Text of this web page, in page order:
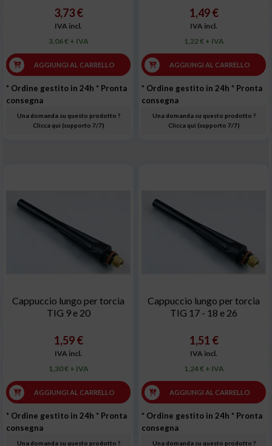
3,73 €
IVA incl.
3,06 € + IVA
AGGIUNGI AL CARRELLO
* Ordine gestito in 24h * Pronta
consegna
Una domanda su questo prodotto ?
Clicca qui (supporto 7/7)
1,49 €
IVA incl.
1,22 € + IVA
AGGIUNGI AL CARRELLO
* Ordine gestito in 24h * Pronta
consegna
Una domanda su questo prodotto ?
Clicca qui (supporto 7/7)
Cappuccio lungo per torcia
TIG 9 e 20
1,59 €
IVA incl.
1,30 € + IVA
AGGIUNGI AL CARRELLO
* Ordine gestito in 24h * Pronta
consegna
Una domanda su questo prodotto ?
Cappuccio lungo per torcia
TIG 17 - 18 e 26
1,51 €
IVA incl.
1,24 € + IVA
AGGIUNGI AL CARRELLO
* Ordine gestito in 24h * Pronta
consegna
Una domanda su questo prodotto ?